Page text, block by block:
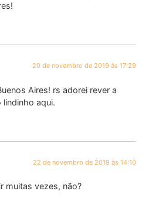
20 de novembro de 2019 às 17:29
Aires! rs adorei rever a
lindinho aqui.
22 de novembro de 2019 às 14:10
muitas vezes, não?